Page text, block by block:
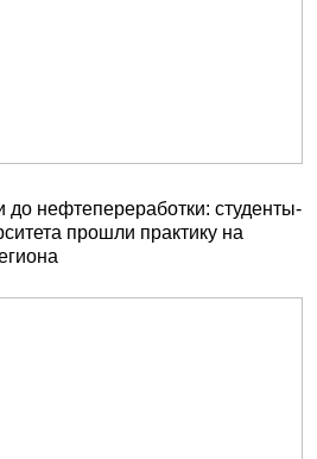
до нефтепереработки: студенты-
прошли практику на